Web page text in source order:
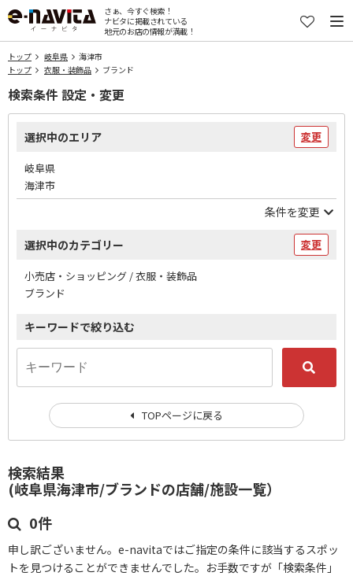
さぁ、今すぐ検索！
ナビタに掲載されている
地元のお店の情報が満載！
トップ 岐阜県
海津市
トップ
衣服・装飾品 ブランド
検索結果
(岐阜県海津市/ブランドの店舗/施設一覧）
0件
申し訳ございません。e-navitaではご指定の条件に該当するスポッ
トを見つけることができませんでした。お手数ですが「検索条件」
検索条件 設定・変更
選択中のエリア 変更
岐阜県
海津市
条件を変更
選択中のカテゴリー 変更
小売店・ショッピング / 衣服・装飾品
ブランド
キーワードで絞り込む
TOPページに戻る